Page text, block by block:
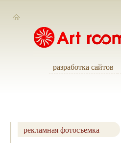
разработка сайтов
рекламная фотосъемка